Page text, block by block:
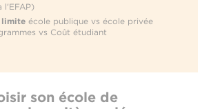
l'EFAP)
limiteécole publique vs école privée
vs Coût étudiant
son école de